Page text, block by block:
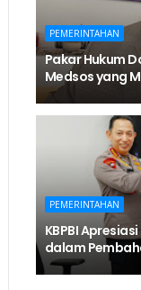
PEMERINTAHAN
Pakar Hukum
Medsos yang
PEMERINTAHAN
KBPBI
dalam